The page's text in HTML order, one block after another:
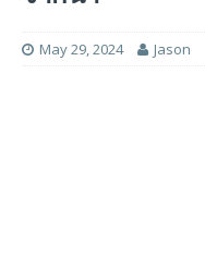
May 29, 2024 Jason